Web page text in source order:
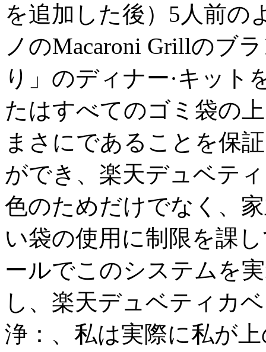
を追加した後）5人前の
ノのMacaroni Grillのブ
り」のディナー·キット
たはすべてのゴミ袋の
まさにであることを保
ができ、楽天デュベテ
色のためだけでなく、
い袋の使用に制限を課
ールでこのシステムを
し、楽天デュベティカ
浄：、私は実際に私が